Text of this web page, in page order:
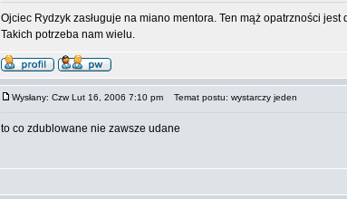
Ojciec Rydzyk zasługuje na miano mentora. Ten mąż opatrzności
Takich potrzeba nam wielu.
Wysłany: Czw Lut 16, 2006 7:10 pm Temat postu: wystarczy jeden
to co zdublowane nie zawsze udane